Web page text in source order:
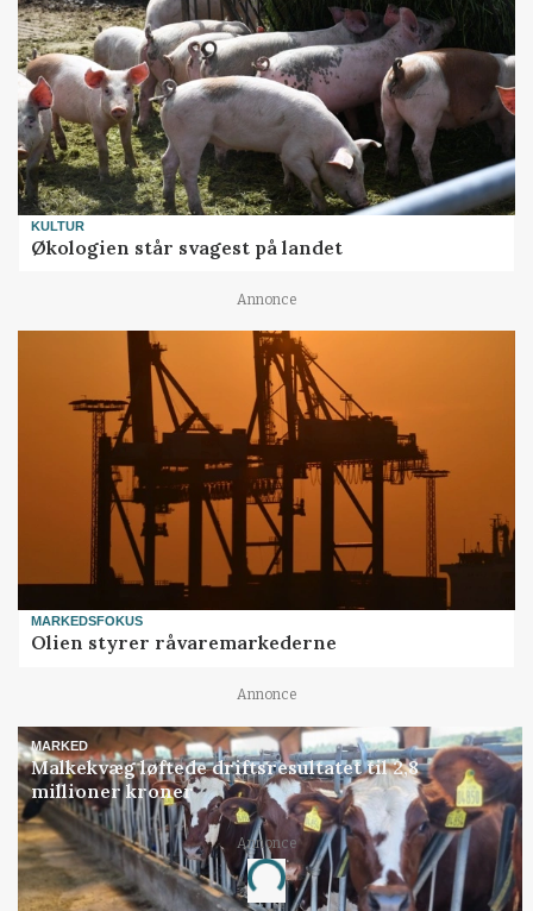
KULTUR
Økologien står svagest på landet
Annonce
MARKEDSFOKUS
Olien styrer råvaremarkederne
Annonce
MARKED
Malkekvæg løftede driftsresultatet til 2,8
millioner kroner
Annonce